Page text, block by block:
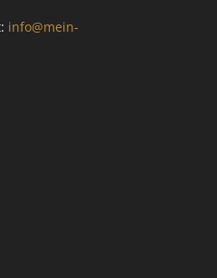
info@mein-